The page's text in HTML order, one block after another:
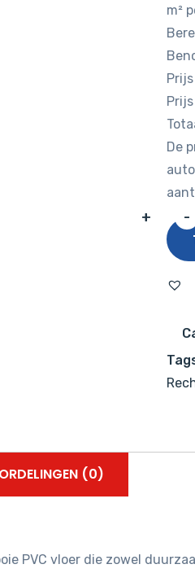
m²
De
-
+
(0)
PVC vloer die zowel